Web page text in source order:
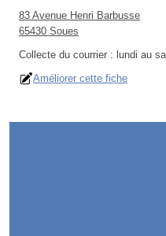
83 Avenue Henri Barbusse
65430 Soues
Collecte du courrier : lundi au
Améliorer cette fiche